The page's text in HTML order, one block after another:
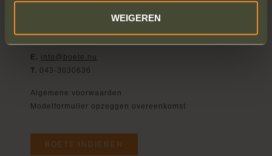
WEIGEREN
6211 AS Maastricht
E. info@boete.nu
T. 043-3030636
Algemene voorwaarden
Modelformulier opzeggen overeenkomst
BOETE INDIENEN